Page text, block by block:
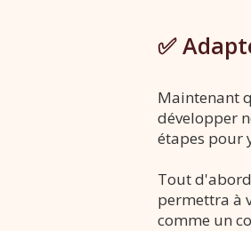
✅
Maintenant
développer
étapes pour
Tout
permettra à
comme un